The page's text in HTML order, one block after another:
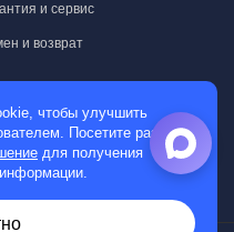
и сервис
и возврат
чтобы улучшить
Посетите раздел
для получения